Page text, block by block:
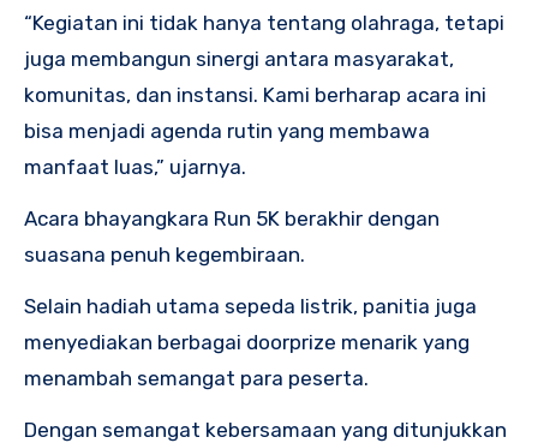
“Kegiatan ini tidak hanya tentang olahraga, tetapi
juga membangun sinergi antara masyarakat,
komunitas, dan instansi. Kami berharap acara ini
bisa menjadi agenda rutin yang membawa
manfaat luas,” ujarnya.
Acara bhayangkara Run 5K berakhir dengan
suasana penuh kegembiraan.
Selain hadiah utama sepeda listrik, panitia juga
menyediakan berbagai doorprize menarik yang
menambah semangat para peserta.
Dengan semangat kebersamaan yang ditunjukkan